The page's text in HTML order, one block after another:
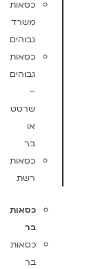
כסאות
משרד
גבוהים
כסאות
גבוהים
–
שרטט
או
בר
כסאות
רשת
כסאות
בר
כסאות
בר